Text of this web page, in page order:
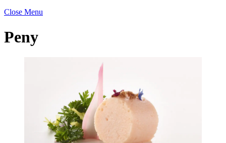
Close Menu
Peny